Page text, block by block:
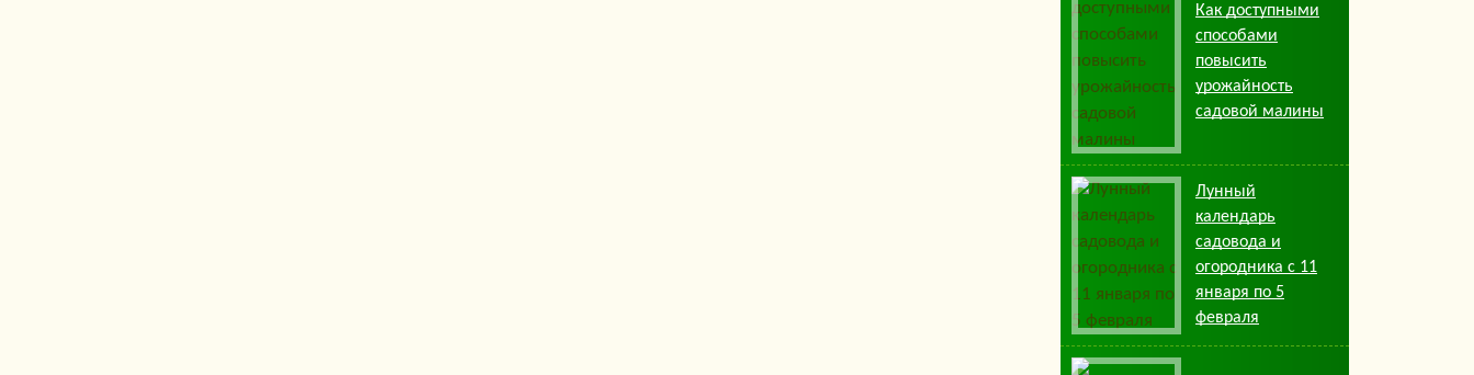
Как доступными
способами
повысить
урожайность
садовой малины
Лунный
календарь
садовода и
огородника с 11
января по 5
февраля